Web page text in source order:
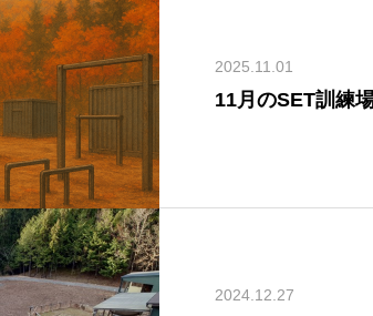
2025.11.01
11月のSET訓練
2024.12.27